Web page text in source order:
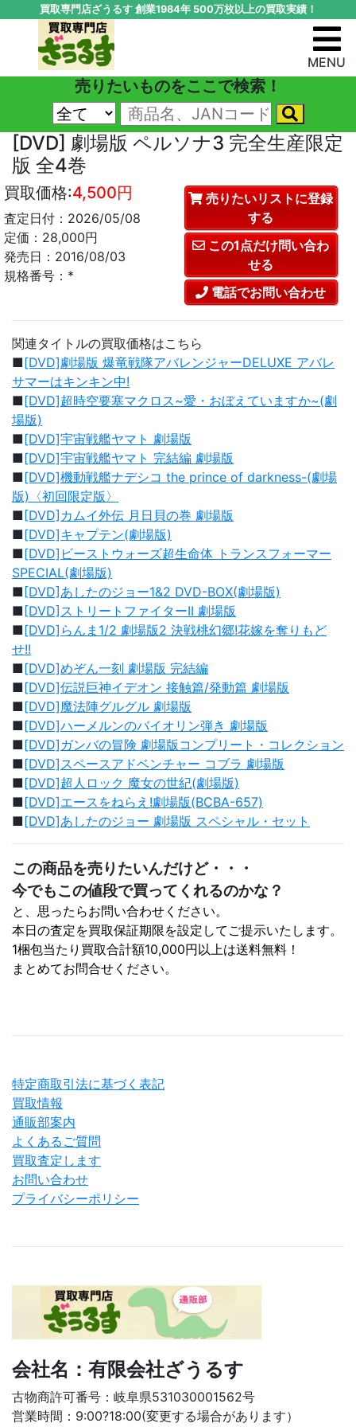
買取専門店ざうるす 創業1984年 500万枚以上の買取実績！
MENU
売りたいものをここで検索！
[DVD] 劇場版 ペルソナ3 完全生産限定
版 全4巻
買取価格:4,500円
査定日付：2026/05/08
定価：28,000円
発売日：2016/08/03
規格番号：*
売りたいリストに登録
する
この1点だけ問い合わ
せる
電話でお問い合わせ
関連タイトルの買取価格はこちら
■[DVD]劇場版 爆竜戦隊アバレンジャーDELUXE アバレ
サマーはキンキン中!
■[DVD]超時空要塞マクロス~愛・おぼえていますか~(劇
場版)
■[DVD]宇宙戦艦ヤマト 劇場版
■[DVD]宇宙戦艦ヤマト 完結編 劇場版
■[DVD]機動戦艦ナデシコ the prince of darkness-(劇場
版)〈初回限定版〉
■ [DVD]カムイ外伝 月日貝の巻 劇場版
■[DVD]キャプテン(劇場版)
■[DVD]ビーストウォーズ超生命体 トランスフォーマー
SPECIAL(劇場版)
■ [DVD]あしたのジョー1&2 DVD-BOX(劇場版)
■ [DVD]ストリートファイターII 劇場版
■[DVD]らんま1/2 劇場版2 決戦桃幻郷!花嫁を奪りもど
せ!!
■[DVD]めぞん一刻 劇場版 完結編
■[DVD]伝説巨神イデオン 接触篇/発動篇 劇場版
■[DVD]魔法陣グルグル 劇場版
■[DVD]ハーメルンのバイオリン弾き 劇場版
■[DVD]ガンバの冒険 劇場版コンプリート・コレクション
■[DVD]スペースアドベンチャー コブラ 劇場版
■[DVD]超人ロック 魔女の世紀(劇場版)
■[DVD]エースをねらえ!劇場版(BCBA-657)
■[DVD]あしたのジョー 劇場版 スペシャル・セット
この商品を売りたいんだけど・・・
今でもこの値段で買ってくれるのかな？
と、思ったらお問い合わせください。
本日の査定を買取保証期限を設定してご提示いたします。
1梱包当たり買取合計額10,000円以上は送料無料！
まとめてお問合せください。
特定商取引法に基づく表記
買取情報
通販部案内
よくあるご質問
買取査定します
お問い合わせ
プライバシーポリシー
会社名：有限会社ざうるす
古物商許可番号：岐阜県531030001562号
営業時間：9:00?18:00(変更する場合があります）